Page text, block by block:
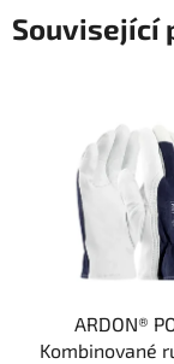
Související
ARDON®
Kombinované